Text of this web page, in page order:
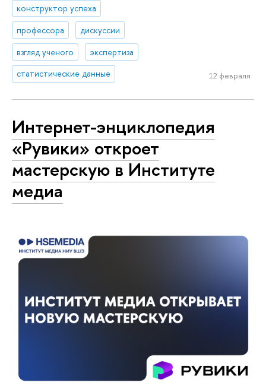
конструктор успеха
профессора
дискуссии
взгляд ученого
экспертиза
статистические данные
12 февраля
Интернет-энциклопедия
«Рувики» откроет
мастерскую в Институте
медиа